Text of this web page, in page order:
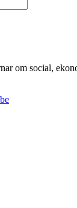
om social,